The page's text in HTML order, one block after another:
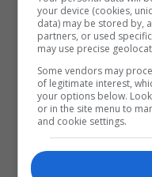
your device (cookies,
data) may be stored by,
partners, or used
may use precise
Some vendors may
of legitimate interest,
your options below.
or in the site menu to
and cookie settings.